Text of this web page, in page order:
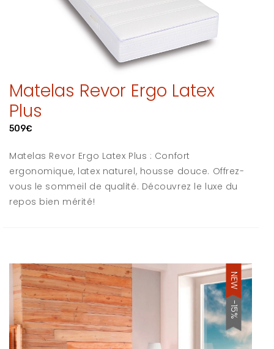
Matelas Revor Ergo Latex
Plus
509€
Matelas Revor Ergo Latex Plus : Confort
ergonomique, latex naturel, housse douce. Offrez-
vous le sommeil de qualité. Découvrez le luxe du
repos bien mérité!
NEW
-15%